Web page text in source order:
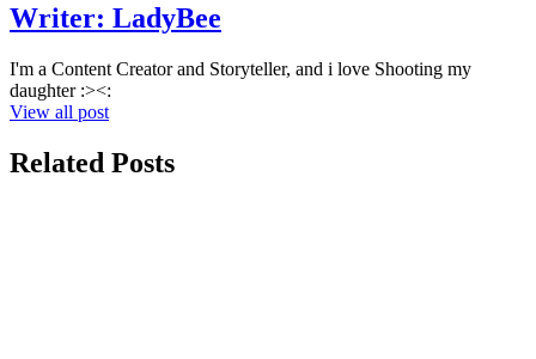
Writer: LadyBee
I'm a Content Creator and Storyteller, and i love Shooting my
daughter :><:
View all post
Related Posts